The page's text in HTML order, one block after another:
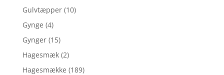
Gulvtæpper (10)
Gynge (4)
Gynger (15)
Hagesmæk (2)
Hagesmække (189)